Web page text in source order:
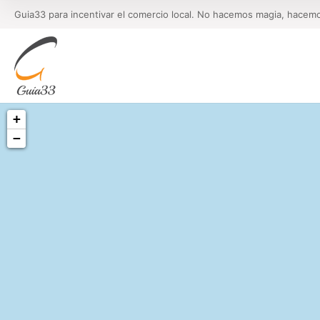
Guia33 para incentivar el comercio local. No hacemos magia,
+
−